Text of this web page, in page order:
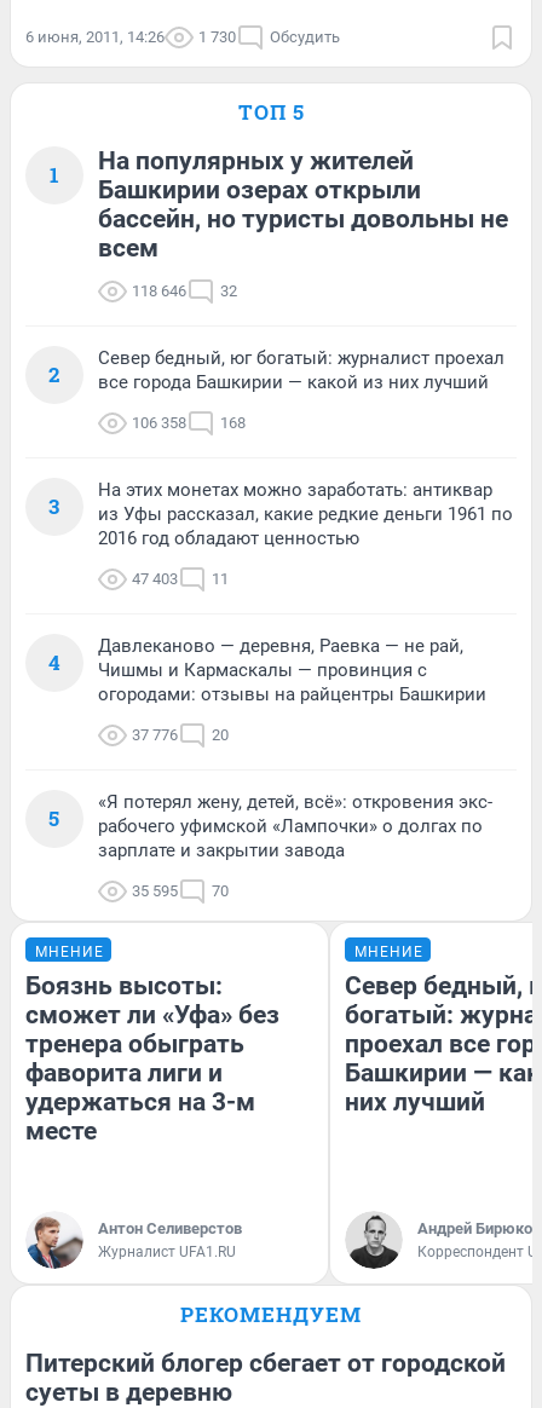
6 июня, 2011, 14:26 1 730 Обсудить
ТОП 5
1
На популярных у жителей
Башкирии озерах открыли
бассейн, но туристы довольны не
всем
118 646 32
2
Север бедный, юг богатый: журналист проехал
все города Башкирии — какой из них лучший
106 358 168
3
На этих монетах можно заработать: антиквар
из Уфы рассказал, какие редкие деньги 1961 по
2016 год обладают ценностью
47 403 11
4
Давлеканово — деревня, Раевка — не рай,
Чишмы и Кармаскалы — провинция с
огородами: отзывы на райцентры Башкирии
37 776 20
5
«Я потерял жену, детей, всё»: откровения экс-
рабочего уфимской «Лампочки» о долгах по
зарплате и закрытии завода
35 595 70
МНЕНИЕ
Боязнь высоты:
сможет ли «Уфа» без
тренера обыграть
фаворита лиги и
удержаться на 3-м
месте
Антон Селиверстов
Журналист UFA1.RU
МНЕНИЕ
Север бедный,
богатый:
проехал все
Башкирии —
них лучший
Андрей Бирюков
Корреспондент
РЕКОМЕНДУЕМ
Питерский блогер сбегает от городской
суеты в деревню